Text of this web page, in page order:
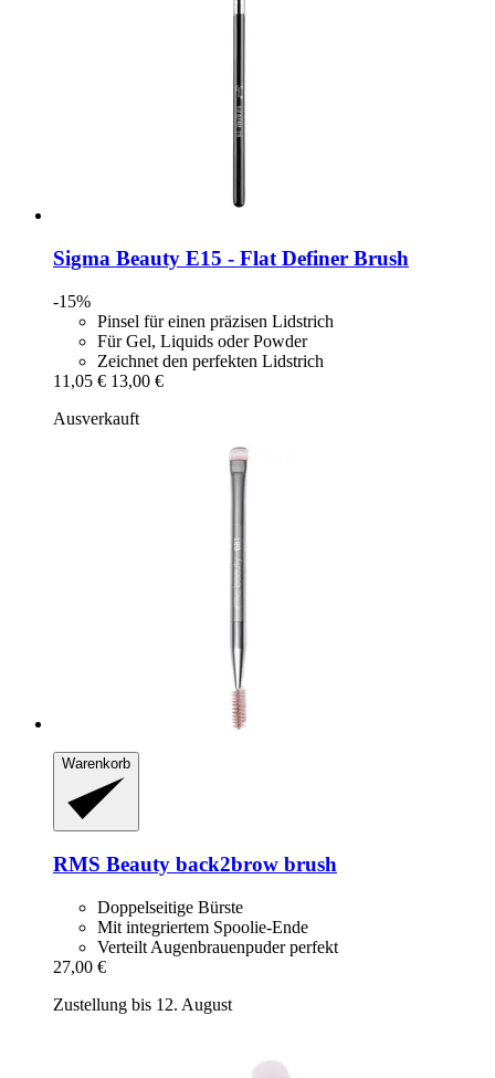
Sigma Beauty E15 -​ Flat Definer Brush
-15%
Pinsel für einen präzisen Lidstrich
Für Gel, Liquids oder Powder
Zeichnet den perfekten Lidstrich
11,05 € 13,00 €
Ausverkauft
Warenkorb
RMS Beauty back2brow brush
Doppelseitige Bürste
Mit integriertem Spoolie-Ende
Verteilt Augenbrauenpuder perfekt
27,00 €
Zustellung bis 12. August